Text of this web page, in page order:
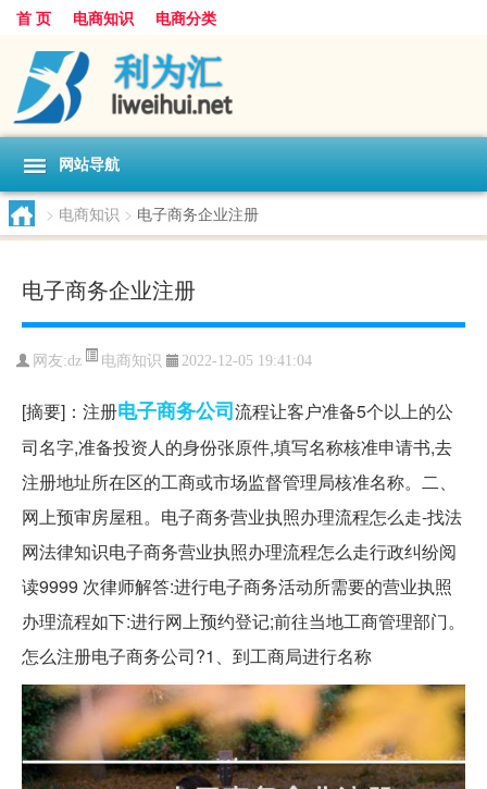
首 页 电商知识 电商分类
网站导航
> 电商知识 > 电子商务企业注册
电子商务企业注册
网友:dz 电商知识 2022-12-05 19:41:04
[摘要]：注册电子商务公司流程让客户准备5个以上的公
司名字,准备投资人的身份张原件,填写名称核准申请书,去
注册地址所在区的工商或市场监督管理局核准名称。二、
网上预审房屋租。电子商务营业执照办理流程怎么走-找法
网法律知识电子商务营业执照办理流程怎么走行政纠纷阅
读9999 次律师解答:进行电子商务活动所需要的营业执照
办理流程如下:进行网上预约登记;前往当地工商管理部门。
怎么注册电子商务公司?1、到工商局进行名称